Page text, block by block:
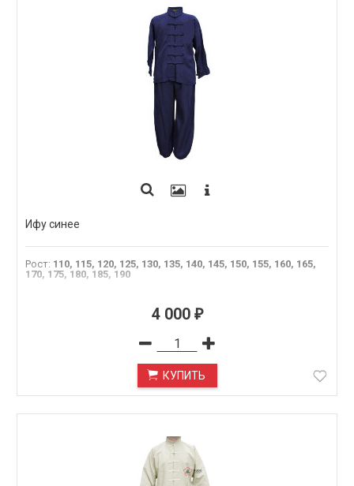
Ифу синее
Рост: 110, 115, 120, 125, 130, 135, 140, 145, 150, 155, 160, 165,
170, 175, 180, 185, 190
4 000 ₽
КУПИТЬ